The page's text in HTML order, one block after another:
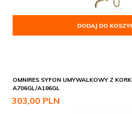
DODAJ DO
OMNIRES SYFON UMYWALKOWY Z
A706GL/A186GL
303,00 PLN